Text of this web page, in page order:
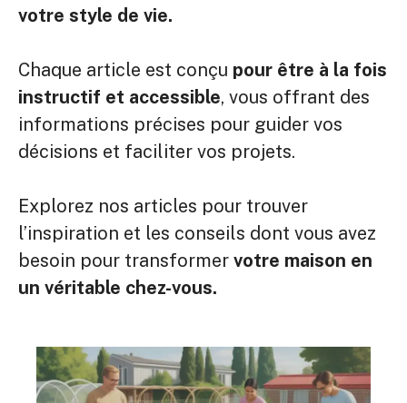
votre style de vie.
Chaque article est conçu pour être à la fois
instructif et accessible, vous offrant des
informations précises pour guider vos
décisions et faciliter vos projets.
Explorez nos articles pour trouver
l’inspiration et les conseils dont vous avez
besoin pour transformer votre maison en
un véritable chez-vous.